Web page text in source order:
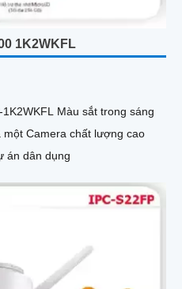
1K2WKFL
Màu sắt trong sáng
một Camera chất lượng cao
án dân dụng